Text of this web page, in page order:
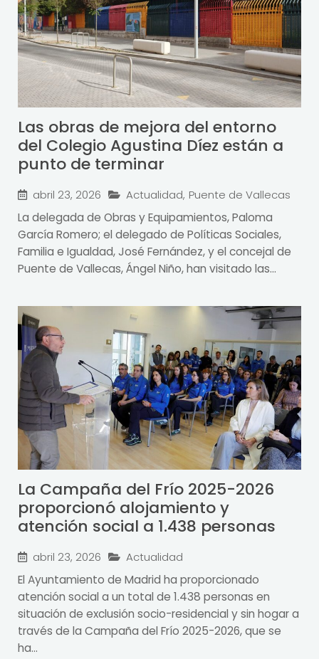
Las obras de mejora del entorno
del Colegio Agustina Díez están a
punto de terminar
abril 23, 2026 Actualidad, Puente de Vallecas
La delegada de Obras y Equipamientos, Paloma
García Romero; el delegado de Políticas Sociales,
Familia e Igualdad, José Fernández, y el concejal de
Puente de Vallecas, Ángel Niño, han visitado las...
La Campaña del Frío 2025-2026
proporcionó alojamiento y
atención social a 1.438 personas
abril 23, 2026
Actualidad
El Ayuntamiento de Madrid ha proporcionado
atención social a un total de 1.438 personas en
situación de exclusión socio-residencial y sin hogar a
través de la Campaña del Frío 2025-2026, que se
ha...